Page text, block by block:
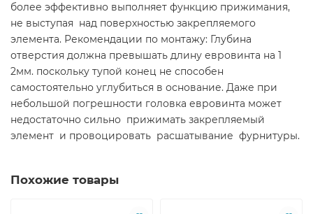
более эффективно выполняет функцию прижимания,
не выступая над поверхностью закрепляемого
элемента. Рекомендации по монтажу: Глубина
отверстия должна превышать длину евровинта на 1
2мм. поскольку тупой конец не способен
самостоятельно углубиться в основание. Даже при
небольшой погрешности головка евровинта может
недостаточно сильно прижимать закрепляемый
элемент и провоцировать расшатывание фурнитуры.
Похожие товары